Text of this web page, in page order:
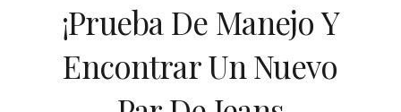
¡Prueba De Manejo Y
Encontrar Un Nuevo